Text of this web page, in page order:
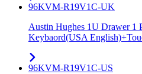
96KVM-R19V1C-UK
Austin Hughes 1U Drawer
Keybaord(USA
96KVM-R19V1C-US